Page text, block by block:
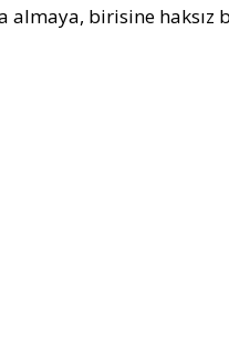
birisine haksız